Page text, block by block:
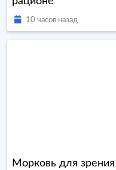
10 часов назад
Морковь для